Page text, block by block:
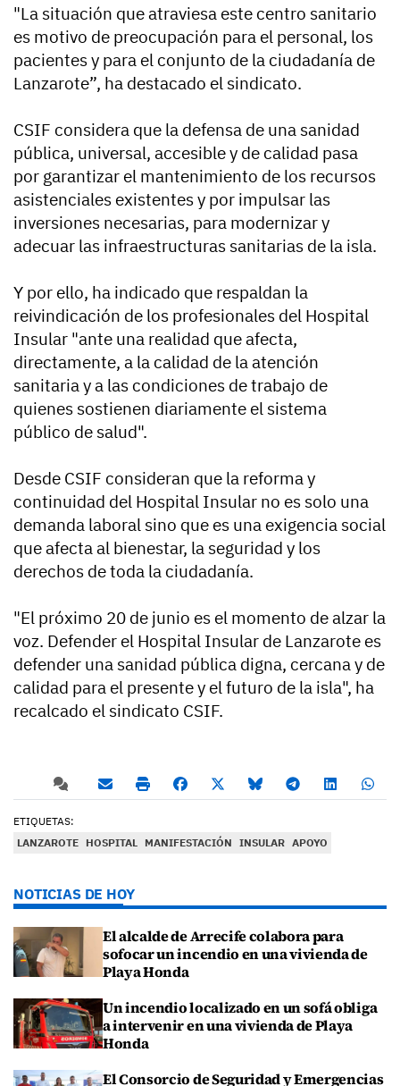
"La situación que atraviesa este centro sanitario
es motivo de preocupación para el personal, los
pacientes y para el conjunto de la ciudadanía de
Lanzarote”, ha destacado el sindicato.
CSIF considera que la defensa de una sanidad
pública, universal, accesible y de calidad pasa
por garantizar el mantenimiento de los recursos
asistenciales existentes y por impulsar las
inversiones necesarias, para modernizar y
adecuar las infraestructuras sanitarias de la isla.
Y por ello, ha indicado que respaldan la
reivindicación de los profesionales del Hospital
Insular "ante una realidad que afecta,
directamente, a la calidad de la atención
sanitaria y a las condiciones de trabajo de
quienes sostienen diariamente el sistema
público de salud".
Desde CSIF consideran que la reforma y
continuidad del Hospital Insular no es solo una
demanda laboral sino que es una exigencia social
que afecta al bienestar, la seguridad y los
derechos de toda la ciudadanía.
"El próximo 20 de junio es el momento de alzar la
voz. Defender el Hospital Insular de Lanzarote es
defender una sanidad pública digna, cercana y de
calidad para el presente y el futuro de la isla", ha
recalcado el sindicato CSIF.
ETIQUETAS:
LANZAROTE HOSPITAL MANIFESTACIÓN INSULAR APOYO
NOTICIAS DE HOY
El alcalde de Arrecife colabora para
sofocar un incendio en una vivienda de
Playa Honda
Un incendio localizado en un sofá obliga
a intervenir en una vivienda de Playa
Honda
El Consorcio de Seguridad y Emergencias